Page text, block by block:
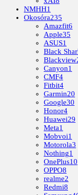
NMHH1
Okosóra235
Amazfit6
Apple35
ASUS1
Black
Blackview
Canyon1
CMF4
Fitbit4
Garmin20
Google30
Honor4
Huawei29
Meta1
Mobvoi1
Motorola3
Nothing1
OnePlus10
OPPO8
realme2
Redmi8